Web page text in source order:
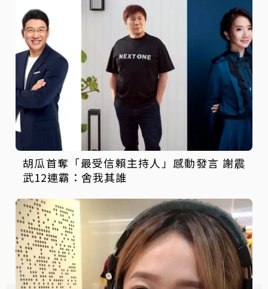
胡瓜首奪「最受信賴主持人」感動發言 謝震
武12連霸：舍我其誰